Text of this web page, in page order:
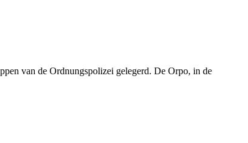
van de Ordnungspolizei gelegerd. De Orpo, in de